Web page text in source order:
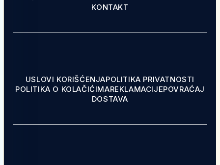
KONTAKT
USLOVI KORIŠĆENJAPOLITIKA PRIVATNOSTI
POLITIKA O KOLAČIĆIMAREKLAMACIJEPOVRAĆAJ
DOSTAVA